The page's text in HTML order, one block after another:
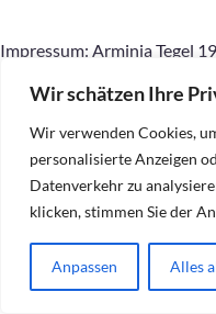
Wir schätzen Ihre
Wir verwenden Cookies,
personalisierte Anzeigen
Datenverkehr zu
klicken, stimmen Sie der
Anpassen Alles
Impressum: Arminia Tegel
Tegel77@outlook.com,
Absatz 2 MDStV: Ralf